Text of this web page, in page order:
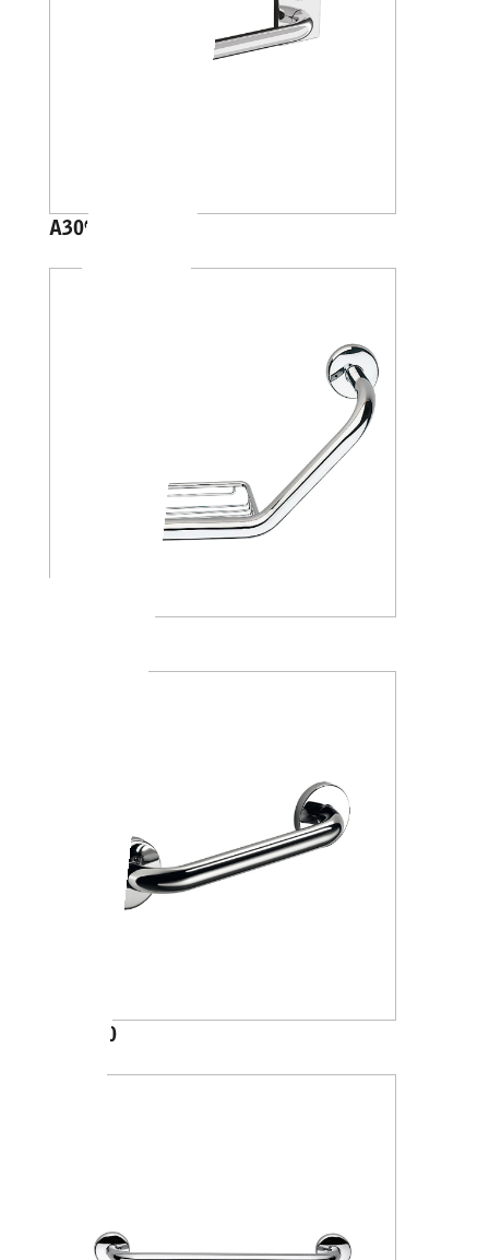
A30950
A36950